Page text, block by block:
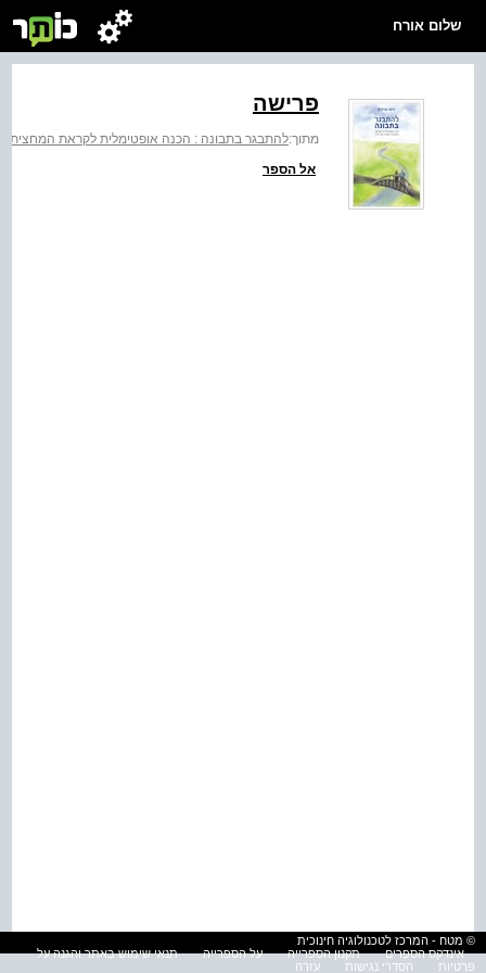
שלום אורח
פרישה
מתוך:להתבגר בתבונה : הכנה אופטימלית לקראת המחצית
אל הספר
© מטח - המרכז לטכנולוגיה חינוכית
אינדקס הספרים
תקנון הספרייה על הספרייה
תנאי שימוש באתר והגנה על
פרטיות
הסדרי נגישות עזרה